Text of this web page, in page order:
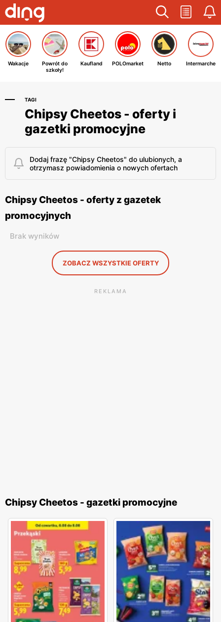
Wakacje
Powrót do
szkoły!
Kaufland POLOmarket Netto Intermarche
TAGI
Chipsy Cheetos - oferty i
gazetki promocyjne
Dodaj frazę "Chipsy Cheetos" do ulubionych, a
otrzymasz powiadomienia o nowych ofertach
Chipsy Cheetos - oferty z gazetek
promocyjnych
Brak wyników
ZOBACZ WSZYSTKIE OFERTY
REKLAMA
Chipsy Cheetos - gazetki promocyjne